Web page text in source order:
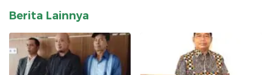
Berita Lainnya